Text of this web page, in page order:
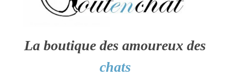
La boutique des amoureux des
chats